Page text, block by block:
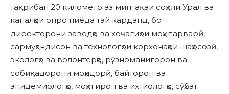
тақрибан 20 километр аз минтақаи соҳили Урал ва
каналҳои онро пиёда тай карданд, бо
директорони заводҳо ва хоҷагиҳои моҳипарварӣ,
сармуҳандисон ва технологҳои корхонаҳои шаҳрсозӣ,
экологҳо ва волонтёрҳо, рӯзноманигорон ва
собиқадорони моҳидорӣ, байторон ва
эпидемиологҳо, моҳигирон ва ихтиологҳо, сӯҳбат